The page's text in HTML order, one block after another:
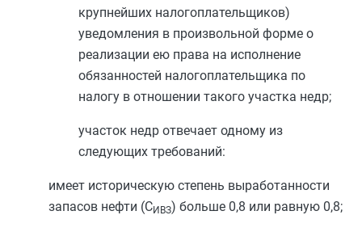
крупнейших налогоплательщиков)
уведомления в произвольной форме о
реализации ею права на исполнение
обязанностей налогоплательщика по
налогу в отношении такого участка недр;
участок недр отвечает одному из
следующих требований:
имеет историческую степень выработанности
запасов нефти (СИВЗ) больше 0,8 или равную 0,8;